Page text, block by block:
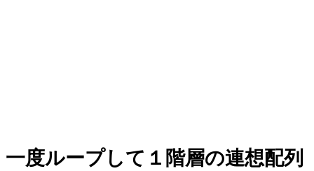
一度ループして１階層の連想配列